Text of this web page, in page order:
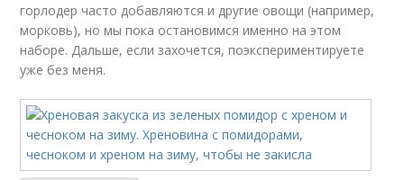
горлодер часто добавляются и другие овощи (например,
морковь), но мы пока остановимся именно на этом
наборе. Дальше, если захочется, поэкспериментируете
уже без меня.